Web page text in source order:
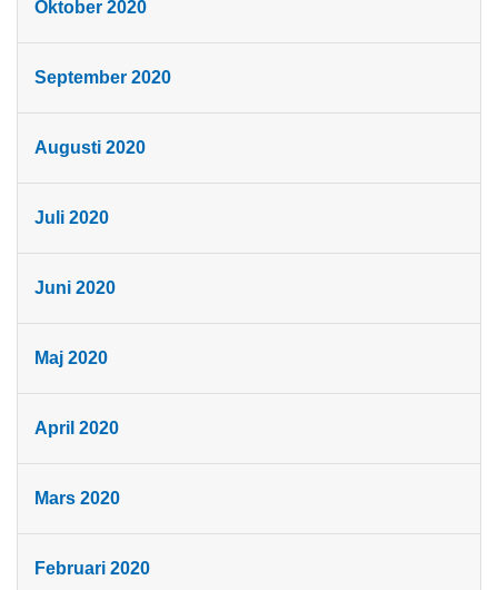
Oktober 2020
September 2020
Augusti 2020
Juli 2020
Juni 2020
Maj 2020
April 2020
Mars 2020
Februari 2020